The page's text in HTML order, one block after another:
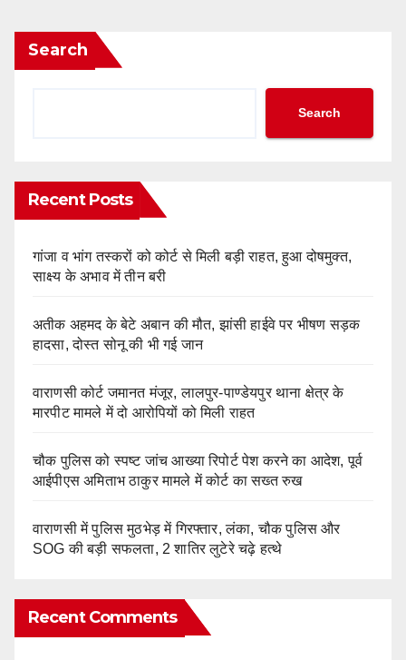
Search
Search
Recent Posts
गांजा व भांग तस्करों को कोर्ट से मिली बड़ी राहत, हुआ दोषमुक्त,
साक्ष्य के अभाव में तीन बरी
अतीक अहमद के बेटे अबान की मौत, झांसी हाईवे पर भीषण सड़क
हादसा, दोस्त सोनू की भी गई जान
वाराणसी कोर्ट जमानत मंजूर, लालपुर-पाण्डेयपुर थाना क्षेत्र के
मारपीट मामले में दो आरोपियों को मिली राहत
चौक पुलिस को स्पष्ट जांच आख्या रिपोर्ट पेश करने का आदेश, पूर्व
आईपीएस अमिताभ ठाकुर मामले में कोर्ट का सख्त रुख
वाराणसी में पुलिस मुठभेड़ में गिरफ्तार, लंका, चौक पुलिस और
SOG की बड़ी सफलता, 2 शातिर लुटेरे चढ़े हत्थे
Recent Comments